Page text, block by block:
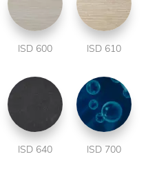
ISD 600 ISD 610
ISD 640 ISD 700